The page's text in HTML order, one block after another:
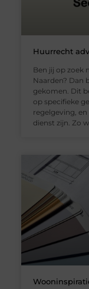
Huurrecht
Ben jij op zoek
Naarden? Dan
gekomen. Dit
op specifieke
regelgeving,
dienst zijn. Zo